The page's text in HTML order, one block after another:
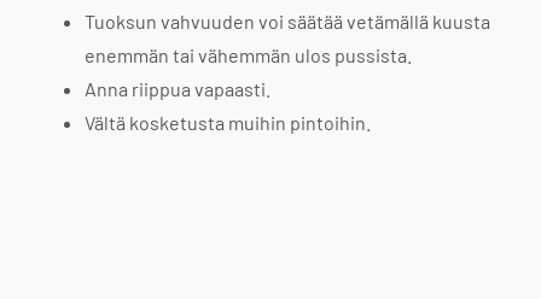
Tuoksun vahvuuden voi säätää vetämällä kuusta
enemmän tai vähemmän ulos pussista.
Anna riippua vapaasti.
Vältä kosketusta muihin pintoihin.